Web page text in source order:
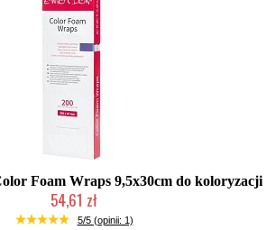
Foam Wraps 9,5x30cm do koloryzacji
54,61 zł
Duża ilość (wysyłka w 24h)
5/5 (opinii: 1)